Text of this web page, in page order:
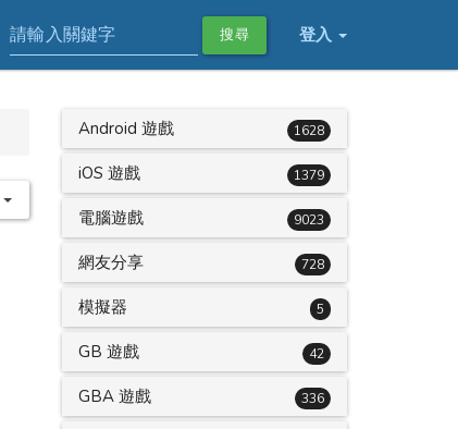
登入
搜尋
Android 遊戲 1628
iOS 遊戲 1379
電腦遊戲 9023
網友分享 728
模擬器 5
GB 遊戲 42
GBA 遊戲 336